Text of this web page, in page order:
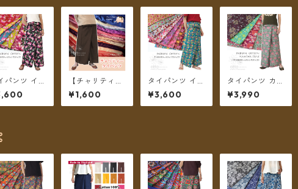
パンツ イン
インド更紗
ロータス
ント 6カラ
【チャリティー
商品】チェトch
an support チ
ャリティータイ
¥1,600
タイパンツ イン
ド綿 インド更紗
no.9 花柄プリン
トいろいろ 4タ
¥3,600
タイパンツ カン
タ刺繍スタイル
インド綿 インド
更紗 no.1 フラ
¥3,990